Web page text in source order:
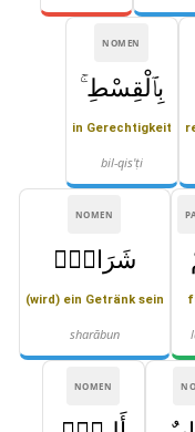
NOMEN
بِٱلْقِسْطِ ۚ
in Gerechtigkeit
bil-qis'ṭi
NOMEN
شَرَابٌۭ
(wird) ein Getränk sein
sharābun
NOMEN